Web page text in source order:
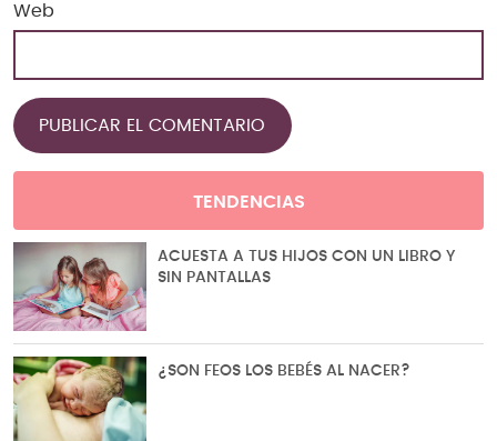
Web
TENDENCIAS
ACUESTA A TUS HIJOS CON UN LIBRO Y
SIN PANTALLAS
¿SON FEOS LOS BEBÉS AL NACER?